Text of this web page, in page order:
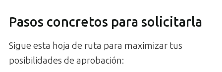
Pasos concretos para solicitarla
Sigue esta hoja de ruta para maximizar tus
posibilidades de aprobación: